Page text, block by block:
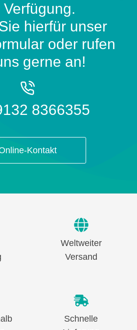
Verfügung.
hierfür unser
oder rufen
gerne an!
8366355
Kontakt
Weltweiter
Versand
Schnelle